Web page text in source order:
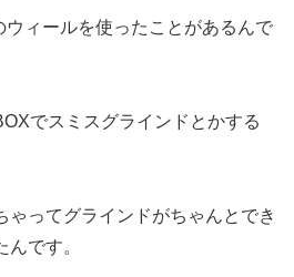
ィールを使ったことがあるんで
でスミスグラインドとかする
ゃってグラインドがちゃんとでき
です。